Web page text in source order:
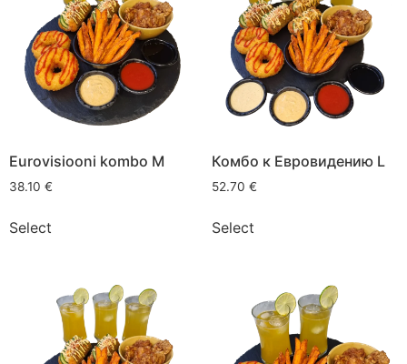
Eurovisiooni kombo M
38.10 €
Select
Комбо к Евровидению L
52.70 €
Select